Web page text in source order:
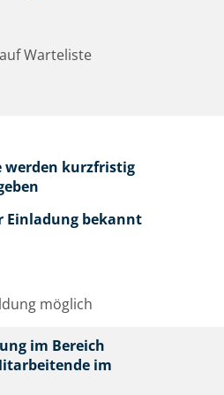
Warteliste
werden kurzfristig
Einladung bekannt
möglich
im Bereich
im